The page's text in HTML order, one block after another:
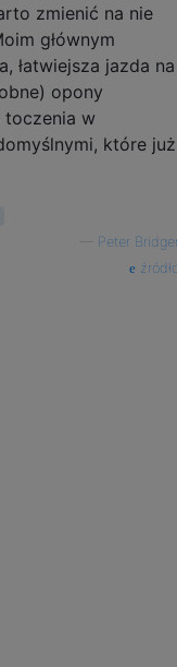
zmienić na nie
głównym
łatwiejsza jazda na
opony
toczenia w
które już
Peter